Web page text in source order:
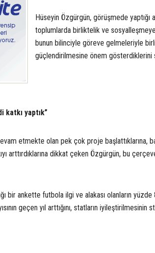
Hüseyin Özgürgün, görüşmede yaptığı
toplumlarda birliktelik ve sosyalleşmeye
bunun bilinciyle göreve gelmeleriyle
güçlendirilmesine önem gösterdiklerini
katkı yaptık”
devam etmekte olan pek çok proje başlattıklarına,
arttırdıklarına dikkat çeken Özgürgün, bu
bir ankette futbola ilgi ve alakası olanların
geçen yıl arttığını, statların iyileştirilmesinin